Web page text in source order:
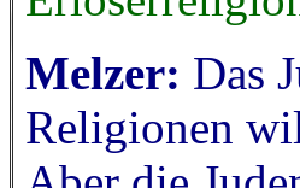
Melzer: Das
Religionen